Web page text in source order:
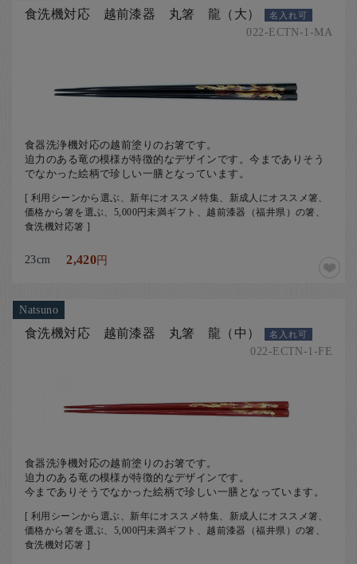
食洗機対応 越前漆器 丸箸 龍（大） 名入れ可
022-ECTN-1-MA
食器洗浄機対応の越前塗りのお箸です。
迫力のある竜の模様が特徴的なデザインです。今までありそう
でなかった絵柄で珍しい一膳となっています。
[ 利用シーンから選ぶ、新年にオススメ特集、新成人にオススメ箸、
価格から箸を選ぶ、5,000円未満ギフト、越前漆器（福井県）の箸、
食洗機対応箸 ]
23cm 2,420円
Natsuno
食洗機対応 越前漆器 丸箸 龍（中） 名入れ可
022-ECTN-1-FE
食器洗浄機対応の越前塗りのお箸です。
迫力のある竜の模様が特徴的なデザインです。
今までありそうでなかった絵柄で珍しい一膳となっています。
[ 利用シーンから選ぶ、新年にオススメ特集、新成人にオススメ箸、
価格から箸を選ぶ、5,000円未満ギフト、越前漆器（福井県）の箸、
食洗機対応箸 ]